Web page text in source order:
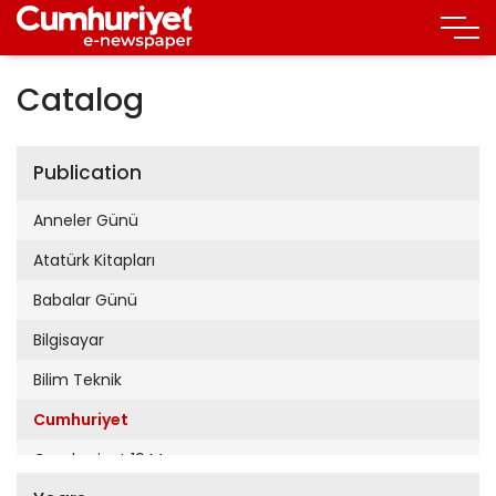
Catalog
Publication
Anneler Günü
Atatürk Kitapları
Babalar Günü
Bilgisayar
Bilim Teknik
Cumhuriyet
Cumhuriyet 19 Mayıs